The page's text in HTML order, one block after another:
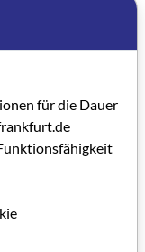
die
mitteilen zu
darauf, dass
Diese
und arbeiteten
Nur in
für die Dauer